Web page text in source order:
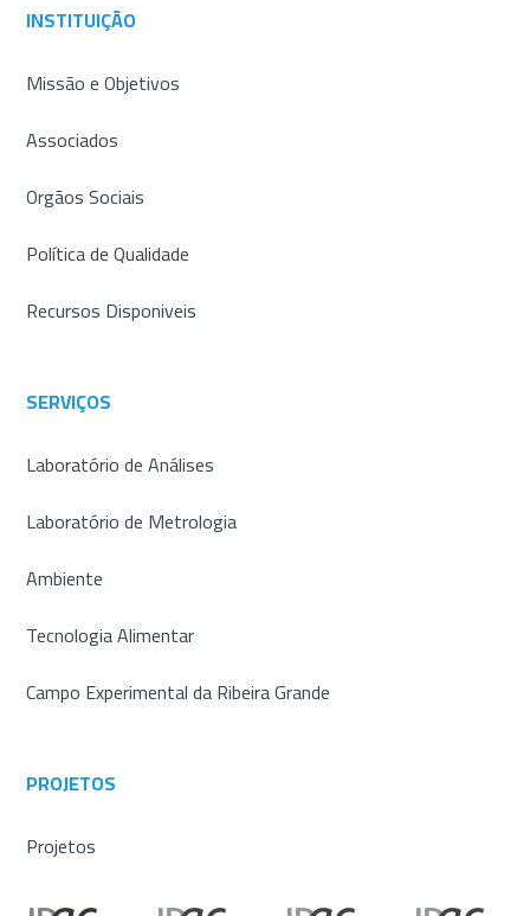
INSTITUIÇÃO
Missão e Objetivos
Associados
Orgãos Sociais
Política de Qualidade
Recursos Disponiveis
SERVIÇOS
Laboratório de Análises
Laboratório de Metrologia
Ambiente
Tecnologia Alimentar
Campo Experimental da Ribeira Grande
PROJETOS
Projetos